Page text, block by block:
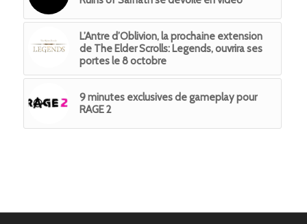
L’Antre d’Oblivion, la prochaine extension
de The Elder Scrolls: Legends, ouvrira ses
portes le 8 octobre
9 minutes exclusives de gameplay pour
RAGE 2